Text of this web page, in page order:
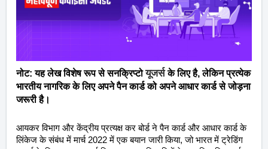
नोट: यह लेख विशेष रूप से सनक्रिप्टोयूजर्सके लिए है, लेकिन प्रत्येक
भारतीय नागरिक के लिए अपने पैन कार्ड को अपने आधार कार्ड से जोड़ना
जरूरी है।
आयकर विभाग और केंद्रीय प्रत्यक्ष कर बोर्ड ने पैन कार्ड और आधार कार्ड के
लिंकेज के संबंध में मार्च 2022 में एक बयान जारी किया, जो भारत में ट्रेडिंग